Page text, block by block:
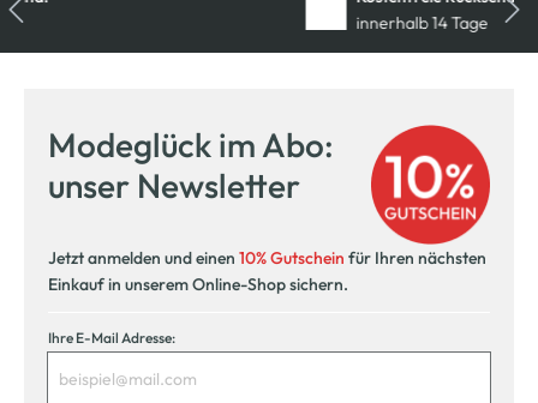
Modeglück im Abo:
unser Newsletter
Jetzt anmelden und einen 10% Gutschein für Ihren nächsten
Einkauf in unserem Online-Shop sichern.
Ihre E-Mail Adresse: